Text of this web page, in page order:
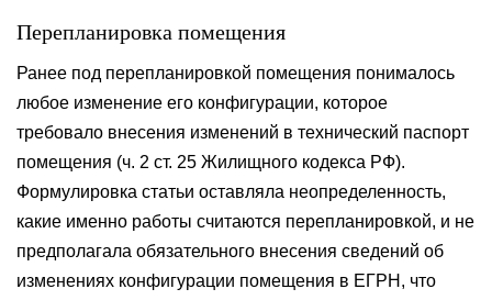
Перепланировка помещения
Ранее под перепланировкой помещения понималось
любое изменение его конфигурации, которое
требовало внесения изменений в технический паспорт
помещения (ч. 2 ст. 25 Жилищного кодекса РФ).
Формулировка статьи оставляла неопределенность,
какие именно работы считаются перепланировкой, и не
предполагала обязательного внесения сведений об
изменениях конфигурации помещения в ЕГРН, что